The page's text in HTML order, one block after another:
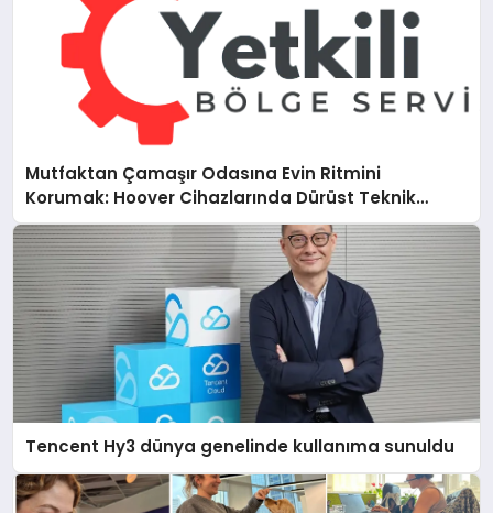
Mutfaktan Çamaşır Odasına Evin Ritmini
Korumak: Hoover Cihazlarında Dürüst Teknik
Destek Deneyimi
Tencent Hy3 dünya genelinde kullanıma sunuldu